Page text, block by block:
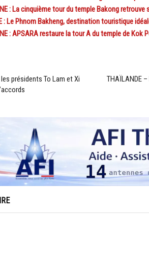
: La cinquième tour du temple Bakong retrouve
: Le Phnom Bakheng, destination touristique
: APSARA restaure la tour A du temple de Kok
présidents To Lam et Xi
THAÏLANDE